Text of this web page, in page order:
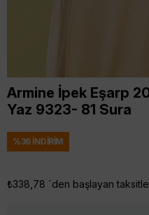
Armine İpek Eşarp
Yaz 9323- 81 Sura
%36İNDIRIM
₺338,78 `den başlayan